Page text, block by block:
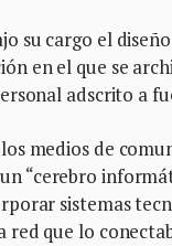
su cargo el
en el que se
adscrito a
medios de
“cerebro
sistemas
que lo